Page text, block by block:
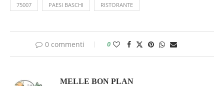
75007 PAESI BASCHI RISTORANTE
0 commenti 0
MELLE BON PLAN